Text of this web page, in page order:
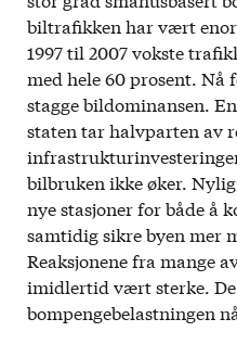
biltrafikken har vært
1997 til 2007 vokste
med hele 60 prosent. Nå
stagge bildominansen.
staten tar halvparten av
bilbruken ikke øker.
nye stasjoner for både å
samtidig sikre byen mer
Reaksjonene fra mange
imidlertid vært sterke.
bompengebelastningen